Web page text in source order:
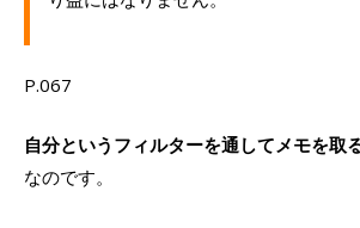
P.067
自分というフィルターを通してメモを取
なのです。